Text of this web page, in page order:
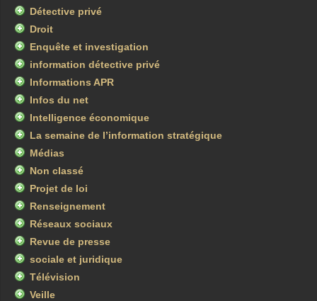
Détective privé
Droit
Enquête et investigation
information détective privé
Informations APR
Infos du net
Intelligence économique
La semaine de l’information stratégique
Médias
Non classé
Projet de loi
Renseignement
Réseaux sociaux
Revue de presse
sociale et juridique
Télévision
Veille